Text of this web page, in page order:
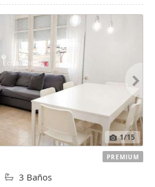
1/15
3 Baños
PREMIUM